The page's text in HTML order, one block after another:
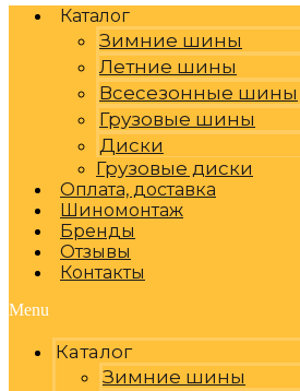
Каталог
Зимние шины
Летние шины
Всесезонные шины
Грузовые шины
Диски
Грузовые диски
Оплата, доставка
Шиномонтаж
Бренды
Отзывы
Контакты
Menu
Каталог
Зимние шины